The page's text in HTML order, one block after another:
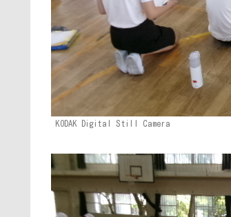
KODAK Digital Still Camera